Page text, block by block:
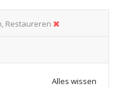
Restaureren
Alles wissen